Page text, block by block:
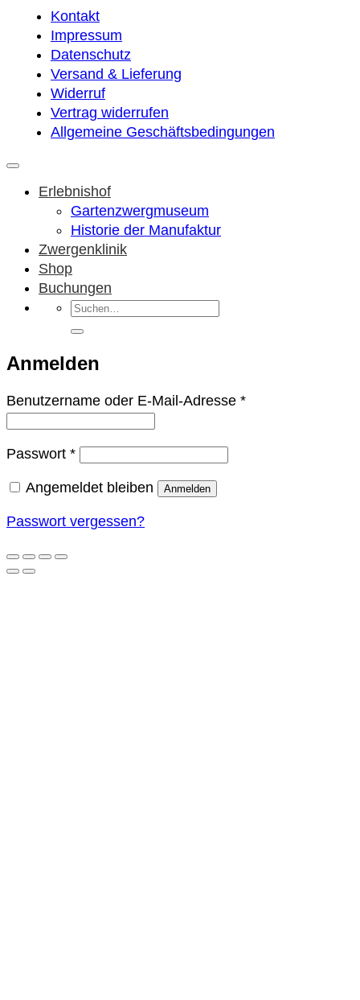
Kontakt
Impressum
Datenschutz
Versand & Lieferung
Widerruf
Vertrag widerrufen
Allgemeine Geschäftsbedingungen
Erlebnishof
Gartenzwergmuseum
Historie der Manufaktur
Zwergenklinik
Shop
Buchungen
Suchen
nach:
Anmelden
Benutzername oder E-Mail-Adresse *Erforderlich
Passwort *Erforderlich
Angemeldet bleiben Anmelden
Passwort vergessen?